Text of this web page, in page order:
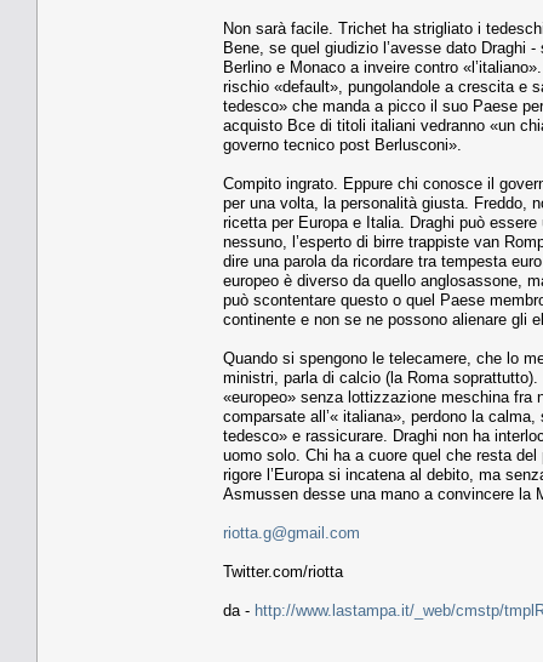
Non sarà facile. Trichet ha strigliato i
Bene, se quel giudizio l’avesse dato Draghi
Berlino e Monaco a inveire contro
rischio «default», pungolandole a crescita e
tedesco» che manda a picco il suo Paese
acquisto Bce di titoli italiani vedranno «un
governo tecnico post Berlusconi».
Compito ingrato. Eppure chi conosce il
per una volta, la personalità giusta. Freddo,
ricetta per Europa e Italia. Draghi può
nessuno, l’esperto di birre trappiste van
dire una parola da ricordare tra tempesta
europeo è diverso da quello anglosassone,
può scontentare questo o quel Paese
continente e non se ne possono alienare gli
Quando si spengono le telecamere, che lo
ministri, parla di calcio (la Roma
«europeo» senza lottizzazione meschina
comparsate all’« italiana», perdono la
tedesco» e rassicurare. Draghi non ha
uomo solo. Chi ha a cuore quel che resta
rigore l’Europa si incatena al debito, ma
Asmussen desse una mano a convincere la
riotta.g@gmail.com
Twitter.com/riotta
da - http://www.lastampa.it/_web/cmstp/